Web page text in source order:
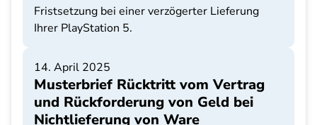
Fristsetzung bei einer verzögerter Lieferung
Ihrer PlayStation 5.
14. April 2025
Musterbrief Rücktritt vom Vertrag
und Rückforderung von Geld bei
Nichtlieferung von Ware